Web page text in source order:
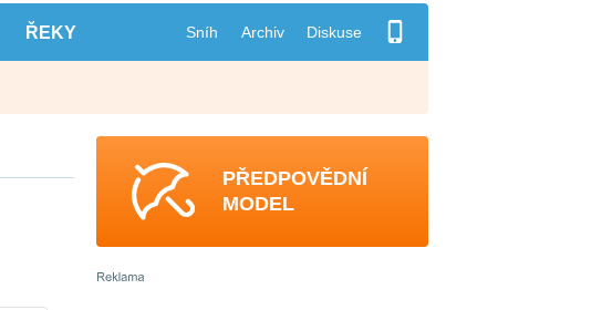
ŘEKY Sníh Archiv Diskuse
PŘEDPOVĚDNÍ
MODEL